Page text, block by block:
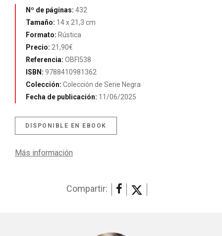
Nº de páginas: 432
Tamaño: 14 x 21,3 cm
Formato: Rústica
Precio: 21,90€
Referencia: OBFI538
ISBN: 9788410981362
Colección: Colección de Serie Negra
Fecha de publicación: 11/06/2025
DISPONIBLE EN EBOOK
Más información
Compartir: